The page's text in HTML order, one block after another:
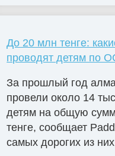
До 20 млн тенге:
проводят детям по
За прошлый год
провели около 14
детям на общую
тенге, сообщает
самых дорогих из